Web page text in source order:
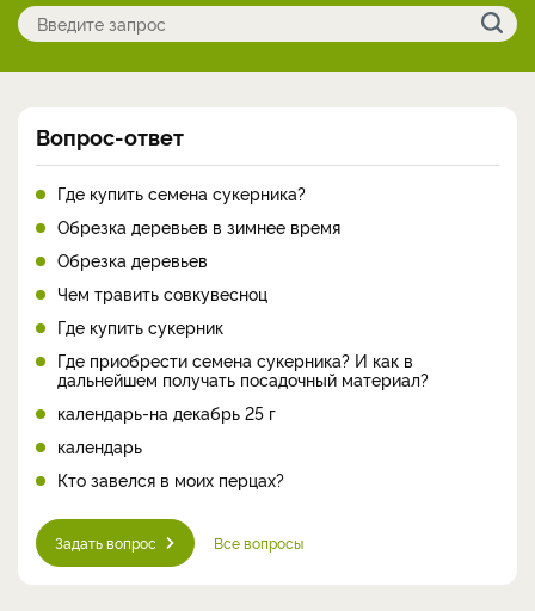
Вопрос-ответ
Где купить семена сукерника?
Обрезка деревьев в зимнее время
Обрезка деревьев
Чем травить совкувесноц
Где купить сукерник
Где приобрести семена сукерника? И как в
дальнейшем получать посадочный материал?
календарь-на декабрь 25 г
календарь
Кто завелся в моих перцах?
Задать вопрос Все вопросы